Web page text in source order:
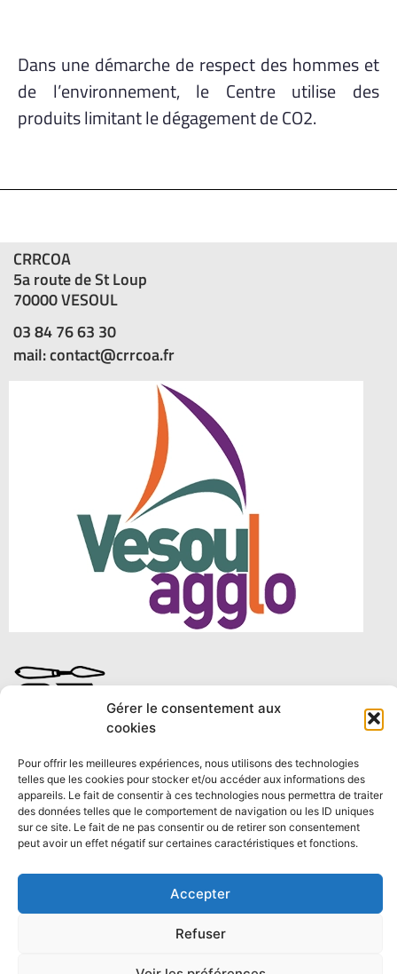
Gérer le consentement aux
cookies
Pour offrir les meilleures expériences, nous utilisons des technologies
telles que les cookies pour stocker et/ou accéder aux informations des
appareils. Le fait de consentir à ces technologies nous permettra de traiter
des données telles que le comportement de navigation ou les ID uniques
sur ce site. Le fait de ne pas consentir ou de retirer son consentement
peut avoir un effet négatif sur certaines caractéristiques et fonctions.
Accepter
Refuser
Dans une démarche de respect des hommes et
de l’environnement, le Centre utilise des
produits limitant le dégagement de CO2.
CRRCOA
5a route de St Loup
70000 VESOUL
03 84 76 63 30
mail: contact@crrcoa.fr
© crrcoa 2023. Toute reproduction interdite